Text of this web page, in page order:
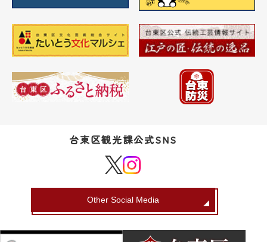
台東区観光課公式SNS
Other Social Media